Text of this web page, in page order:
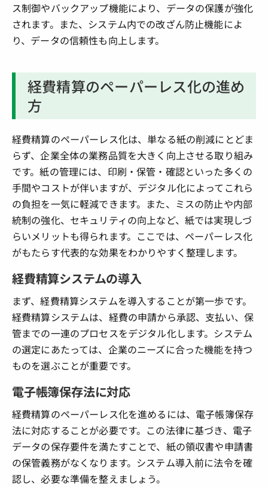
ス制御やバックアップ機能により、データの保護が強化
されます。また、システム内での改ざん防止機能によ
り、データの信頼性も向上します。
経費精算のペーパーレス化の進め
方
経費精算のペーパーレス化は、単なる紙の削減にとどま
らず、企業全体の業務品質を大きく向上させる取り組み
です。紙の管理には、印刷・保管・確認といった多くの
手間やコストが伴いますが、デジタル化によってこれら
の負担を一気に軽減できます。また、ミスの防止や内部
統制の強化、セキュリティの向上など、紙では実現しづ
らいメリットも得られます。ここでは、ペーパーレス化
がもたらす代表的な効果をわかりやすく整理します。
経費精算システムの導入
まず、経費精算システムを導入することが第一歩です。
経費精算システムは、経費の申請から承認、支払い、保
管までの一連のプロセスをデジタル化します。システム
の選定にあたっては、企業のニーズに合った機能を持つ
ものを選ぶことが重要です。
電子帳簿保存法に対応
経費精算のペーパーレス化を進めるには、電子帳簿保存
法に対応することが必要です。この法律に基づき、電子
データの保存要件を満たすことで、紙の領収書や申請書
の保管義務がなくなります。システム導入前に法令を確
認し、必要な準備を整えましょう。